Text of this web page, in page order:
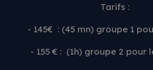
Tarifs :
- 145€ : (45 mn) groupe 1
- 155 € : (1h) groupe 2 pour